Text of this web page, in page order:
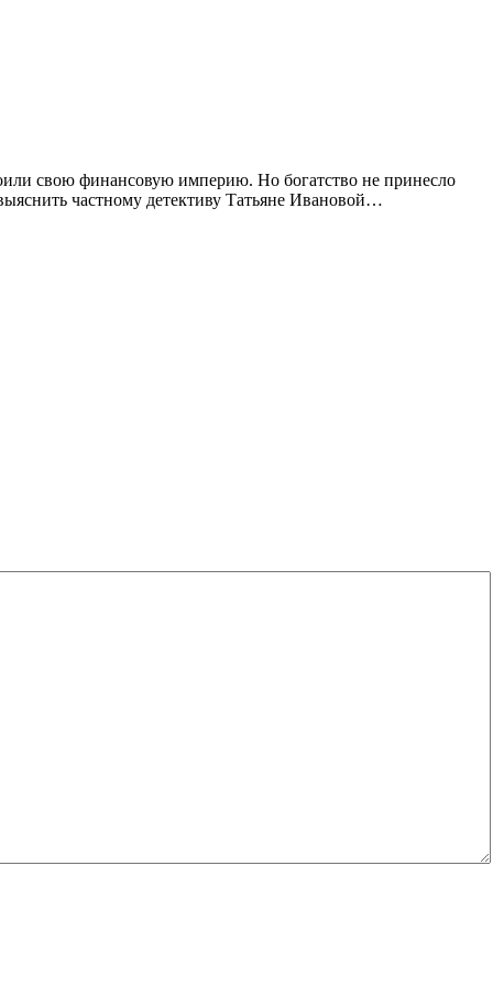
свою финансовую империю. Но богатство не принесло
частному детективу Татьяне Ивановой…